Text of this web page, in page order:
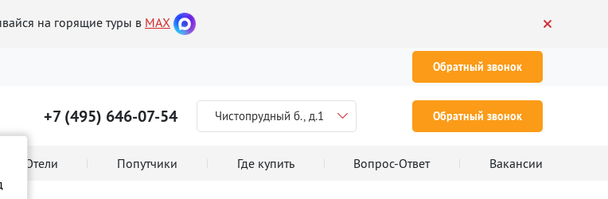
на горящие туры в MAX
Обратный звонок
+7 (495) 646-07-54 Чистопрудный б., д.1 Обратный звонок
Отели Попутчики Где купить Вопрос-Ответ Вакансии